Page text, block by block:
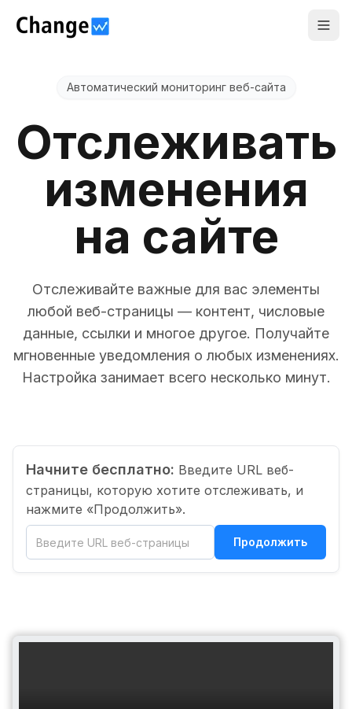
Автоматический мониторинг веб-сайта
Отслеживать
изменения
на сайте
Отслеживайте важные для вас элементы
любой веб-страницы — контент, числовые
данные, ссылки и многое другое. Получайте
мгновенные уведомления о любых изменениях.
Настройка занимает всего несколько минут.
Начните бесплатно: Введите URL веб-
страницы, которую хотите отслеживать, и
нажмите «Продолжить».
Продолжить